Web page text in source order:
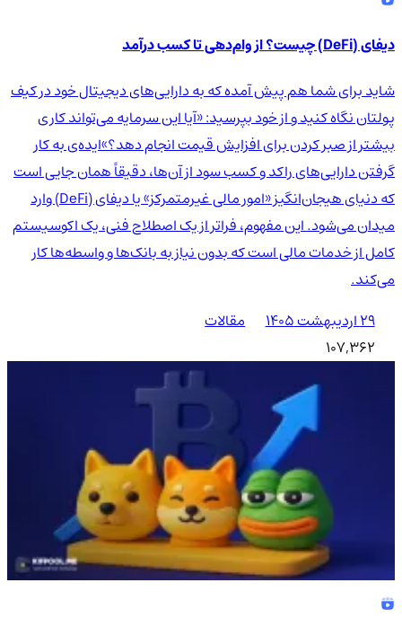
دیفای (DeFi) چیست؟ از وام‌دهی تا کسب درآمد
شاید برای شما هم پیش آمده که به دارایی‌های دیجیتال خود در کیف
پولتان نگاه کنید و از خود بپرسید: «آیا این سرمایه می‌تواند کاری
بیشتر از صبر کردن برای افزایش قیمت انجام دهد؟»ایده‌ی به کار
گرفتن دارایی‌های راکد و کسب سود از آن‌ها، دقیقاً همان جایی است
که دنیای هیجان‌انگیز «امور مالی غیرمتمرکز» یا دیفای (DeFi) وارد
میدان می‌شود. این مفهوم، فراتر از یک اصطلاح فنی، یک اکوسیستم
کامل از خدمات مالی است که بدون نیاز به بانک‌ها و واسطه‌ها کار
می‌کند.
۲۹ اردیبهشت ۱۴۰۵
مقالات
107,362